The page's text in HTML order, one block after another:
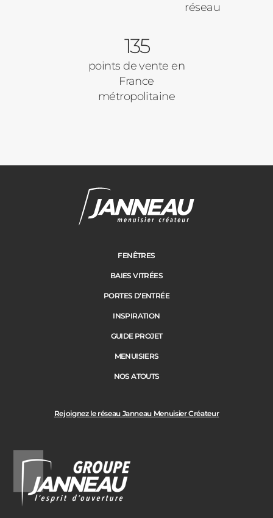
Volets Roulants
Pergolas
Cloture
Suivant
Adresse des travaux
Code Postal des travaux
réseau
135
points de vente en
France
métropolitaine
Rejoignez le réseau Janneau Menuisier Créateur
FENÊTRES
BAIES VITRÉES
PORTES D’ENTRÉE
INSPIRATION
GUIDE PROJET
MENUISIERS
NOS ATOUTS